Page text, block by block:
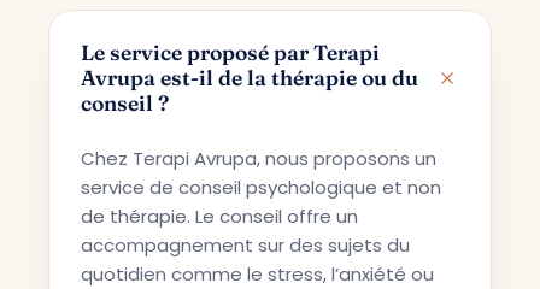
Le service proposé par Terapi
Avrupa est-il de la thérapie ou du
conseil ?
Chez Terapi Avrupa, nous proposons un
service de conseil psychologique et non
de thérapie. Le conseil offre un
accompagnement sur des sujets du
quotidien comme le stress, l’anxiété ou